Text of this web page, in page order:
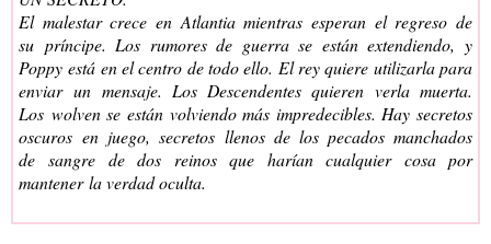
El malestar crece en Atlantia mientras esperan el regreso de
su príncipe. Los rumores de guerra se están extendiendo, y
Poppy está en el centro de todo ello. El rey quiere utilizarla para
enviar un mensaje. Los Descendentes quieren verla muerta.
Los wolvense están volviendo más impredecibles. Hay secretos
oscuros en juego, secretos llenos de los pecados manchados
de sangre de dos reinos que harían cualquier cosa por
mantener la verdad oculta.